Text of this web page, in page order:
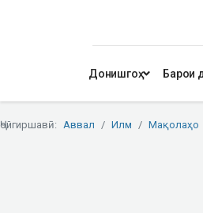
Донишгоҳ Барои
Ҷойгиршавӣ: Аввал Илм Мақолаҳо